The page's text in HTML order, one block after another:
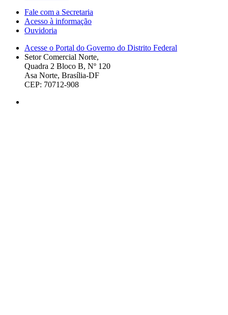
Fale com a Secretaria
Acesso à informação
Ouvidoria
Acesse o Portal do Governo do Distrito Federal
Setor Comercial Norte,
Quadra 2 Bloco B, Nº 120
Asa Norte, Brasília-DF
CEP: 70712-908